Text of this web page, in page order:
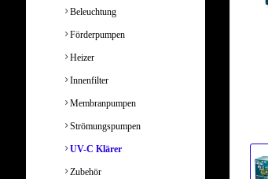
Beleuchtung
Förderpumpen
Heizer
Innenfilter
Membranpumpen
Strömungspumpen
UV-C Klärer
Zubehör